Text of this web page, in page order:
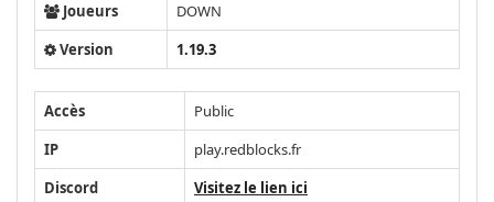
Joueurs
DOWN
Version
1.19.3
Accès
Public
IP
play.redblocks.fr
Discord
Visitez le lien ici